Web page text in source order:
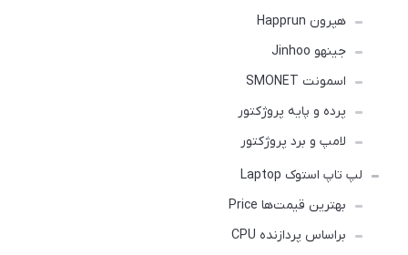
هپرون Happrun
جینهو Jinhoo
اسمونت SMONET
پرده و پایه پروژکتور
لامپ و برد پروژکتور
لپ تاپ استوک Laptop
بهترین قیمت‌ها Price
براساس پردازنده CPU